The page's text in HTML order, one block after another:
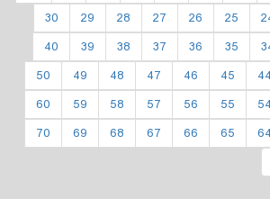
25
26
27
28
29
30
35
36
37
38
39
40
44
45
46
47
48
49
50
54
55
56
57
58
59
60
64
65
66
67
68
69
70